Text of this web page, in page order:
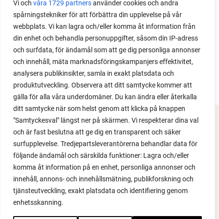
Vi och våra 1729 partnersanvänder cookies och andra
spårningstekniker för att förbättra din upplevelse på vår
webbplats. Vi kan lagra och/eller komma åt information från
din enhet och behandla personuppgifter, såsom din IP-adress
och surfdata, för ändamål som att ge dig personliga annonser
och innehåll, mäta marknadsföringskampanjers effektivitet,
analysera publikinsikter, samla in exakt platsdata och
produktutveckling. Observera att ditt samtycke kommer att
gälla för alla våra underdomäner. Du kan ändra eller återkalla
ditt samtycke när som helst genom att klicka på knappen
"Samtyckesval" längst ner på skärmen. Vi respekterar dina val
och är fast beslutna att ge dig en transparent och säker
surfupplevelse. Tredjepartsleverantörerna behandlar data för
följande ändamål och särskilda funktioner: Lagra och/eller
komma åt information på en enhet, personliga annonser och
innehåll, annons- och innehållsmätning, publikforskning och
tjänsteutveckling, exakt platsdata och identifiering genom
enhetsskanning.
FACEBOOK
YOUTUBE
INSTAGRAM